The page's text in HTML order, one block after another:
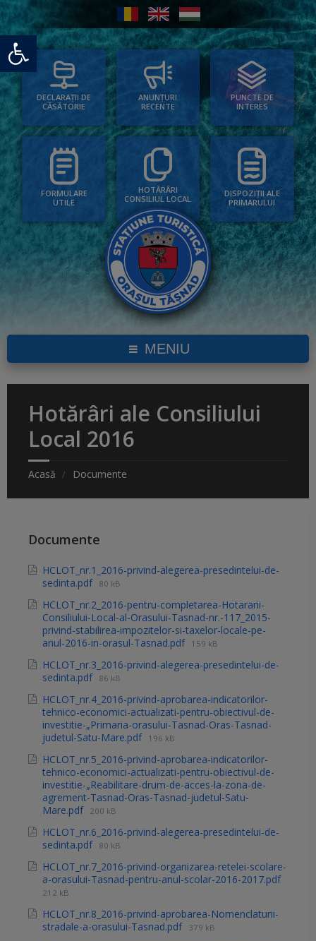
Deschide bara de unelte
DECLARAȚII DE
CĂSĂTORIE
ANUNȚURI
RECENTE
PUNCTE DE
INTERES
FORMULARE
UTILE
HOTĂRÂRI
CONSILIUL LOCAL
DISPOZIȚII ALE
PRIMARULUI
MENIU
Hotărâri ale Consiliului
Local 2016
Acasă Documente
Documente
HCLOT_nr.1_2016-privind-alegerea-presedintelui-de-
sedinta.pdf 80 kB
HCLOT_nr.2_2016-pentru-completarea-Hotararii-
Consiliului-Local-al-Orasului-Tasnad-nr.-117_2015-
privind-stabilirea-impozitelor-si-taxelor-locale-pe-
anul-2016-in-orasul-Tasnad.pdf 159 kB
HCLOT_nr.3_2016-privind-alegerea-presedintelui-de-
sedinta.pdf 86 kB
HCLOT_nr.4_2016-privind-aprobarea-indicatorilor-
tehnico-economici-actualizati-pentru-obiectivul-de-
investitie-„Primaria-orasului-Tasnad-Oras-Tasnad-
judetul-Satu-Mare.pdf 196 kB
HCLOT_nr.5_2016-privind-aprobarea-indicatorilor-
tehnico-economici-actualizati-pentru-obiectivul-de-
investitie-„Reabilitare-drum-de-acces-la-zona-de-
agrement-Tasnad-Oras-Tasnad-judetul-Satu-
Mare.pdf 200 kB
HCLOT_nr.6_2016-privind-alegerea-presedintelui-de-
sedinta.pdf 80 kB
HCLOT_nr.7_2016-privind-organizarea-retelei-scolare-
a-orasului-Tasnad-pentru-anul-scolar-2016-2017.pdf
212 kB
HCLOT_nr.8_2016-privind-aprobarea-Nomenclaturii-
stradale-a-orasului-Tasnad.pdf 379 kB